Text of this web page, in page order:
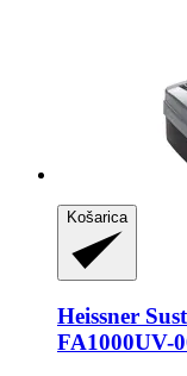
Košarica
Heissner
FA1000UV-​